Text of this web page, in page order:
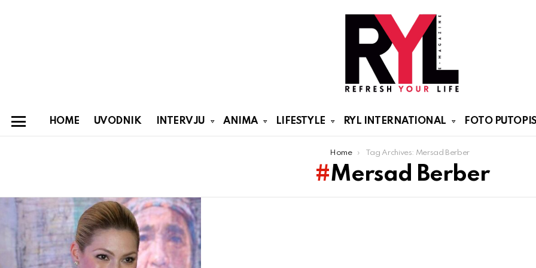
HOME UVODNIK INTERVJU ANIMA LIFESTYLE RYL INTERNATIONAL FOTO PUTOPISI
Home Tag Archives: Mersad Berber
Mersad Berber
Latest
stories